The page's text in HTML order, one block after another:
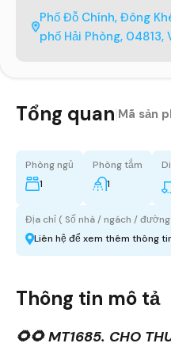
Phố Đỗ Chính, Đông
phố Hải Phòng, 04813,
Tổng quan Mã sản
Phòng ngủ
1
Phòng tắm
1
Địa chỉ ( Số nhà / ngách /
Liên hệ để xem thêm thông
Thông tin mô tả
🌻🌻 MT1685. CHO